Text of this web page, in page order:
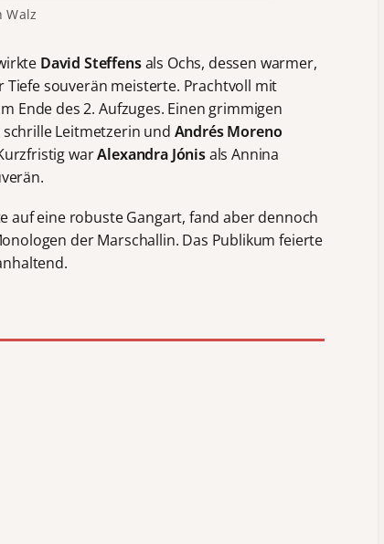
Walz
David Steffensals Ochs, dessen warmer,
souverän meisterte. Prachtvoll mit
Ende des 2. Aufzuges. Einen grimmigen
Leitmetzerin und Andrés Moreno
warAlexandra Jónisals Annina
auf eine robuste Gangart, fand aber dennoch
der Marschallin. Das Publikum feierte